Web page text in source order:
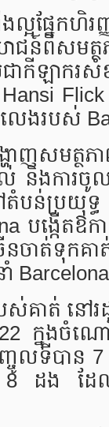
អផ្នែកហិរ
ន៍ពីសមត្ថ
ាកីឡាករ
លេងរបស់
ហាញសមត្ថ
ល់ និងការចូ
តំបន់ប្រយុ
ង្កើតឱកា
នចាត់ទុកគ
នាំ
ស់គាត់ នៅរ
22 ក្នុង
លទីបាន 7
ដង ដែល